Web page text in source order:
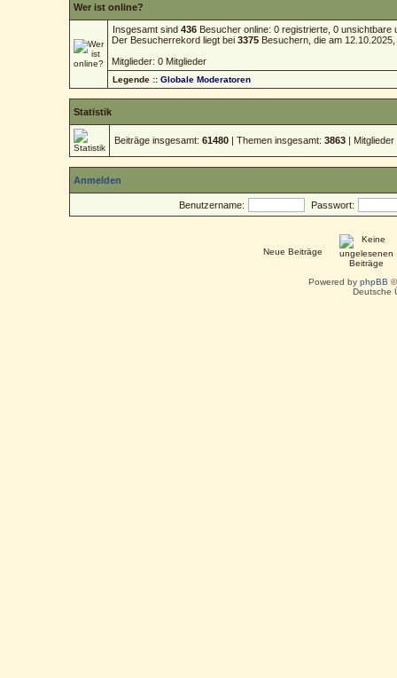
Wer ist online?
Insgesamt sind436 Besucher online: 0 registrierte, 0
Der Besucherrekord liegt bei3375 Besuchern, die am
Mitglieder: 0 Mitglieder
Legende ::Globale Moderatoren
Statistik
Beiträge insgesamt:61480 | Themen insgesamt:3863 |
Anmelden
Benutzername: Passwort:
Neue Beiträge
Powered by phpBB
Deutsche